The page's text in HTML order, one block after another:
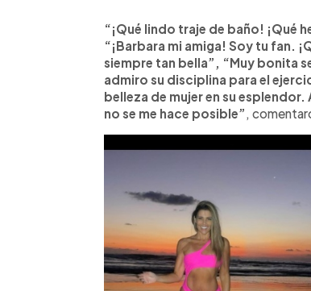
“¡Qué lindo traje de baño! ¡Qué
“¡Barbara mi amiga! Soy tu fan.
siempre tan bella”, “Muy bonita
admiro su disciplina para el
belleza de mujer en su
no se me hace posible” ,